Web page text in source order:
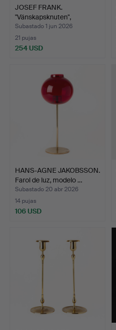
JOSEF FRANK.
"Vänskapsknuten",
candelero, …
Subastado 1 jun 2026
21 pujas
254 USD
HANS-AGNE JAKOBSSON.
Farol de luz, modelo …
Subastado 20 abr 2026
14 pujas
106 USD